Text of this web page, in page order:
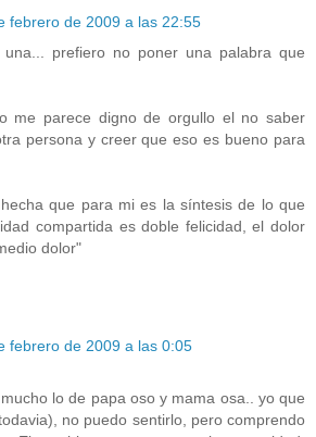
febrero de 2009 a las 22:55
una... prefiero no poner una palabra que
me parece digno de orgullo el no saber
persona y creer que eso es bueno para
que para mi es la síntesis de lo que
compartida es doble felicidad, el dolor
dolor"
febrero de 2009 a las 0:05
lo de papa oso y mama osa.. yo que
no puedo sentirlo, pero comprendo